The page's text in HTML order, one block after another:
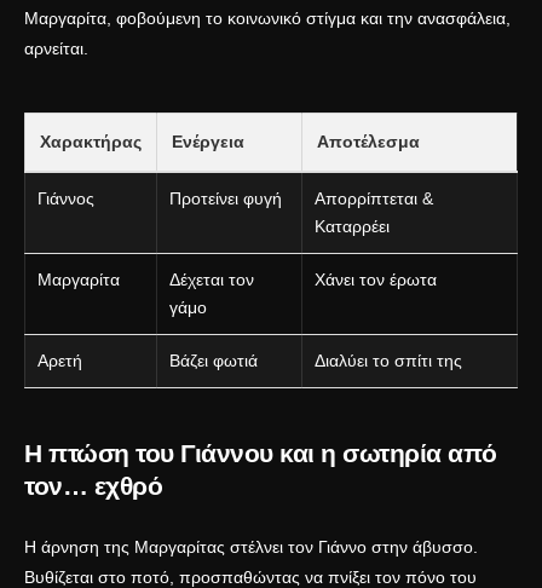
Μαργαρίτα, φοβούμενη το κοινωνικό στίγμα και την ανασφάλεια,
αρνείται.
Χαρακτήρας Ενέργεια Αποτέλεσμα
Γιάννος Προτείνει φυγή
Απορρίπτεται &
Καταρρέει
Μαργαρίτα
Δέχεται τον
γάμο
Χάνει τον έρωτα
Αρετή Βάζει φωτιά Διαλύει το σπίτι της
Η πτώση του Γιάννου και η σωτηρία από
τον… εχθρό
Η άρνηση της Μαργαρίτας στέλνει τον Γιάννο στην άβυσσο.
Βυθίζεται στο ποτό, προσπαθώντας να πνίξει τον πόνο του